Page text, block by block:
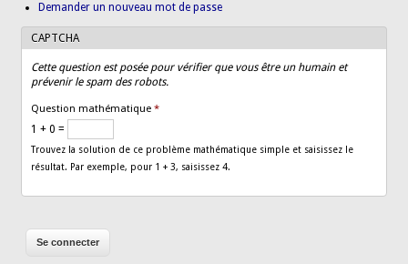
Demander un nouveau mot de passe
CAPTCHA
Cette question est posée pour vérifier que vous être un humain et
prévenir le spam des robots.
Question mathématique*
1 + 0 =
Trouvez la solution de ce problème mathématique simple et saisissez le
résultat. Par exemple, pour 1 + 3, saisissez 4.